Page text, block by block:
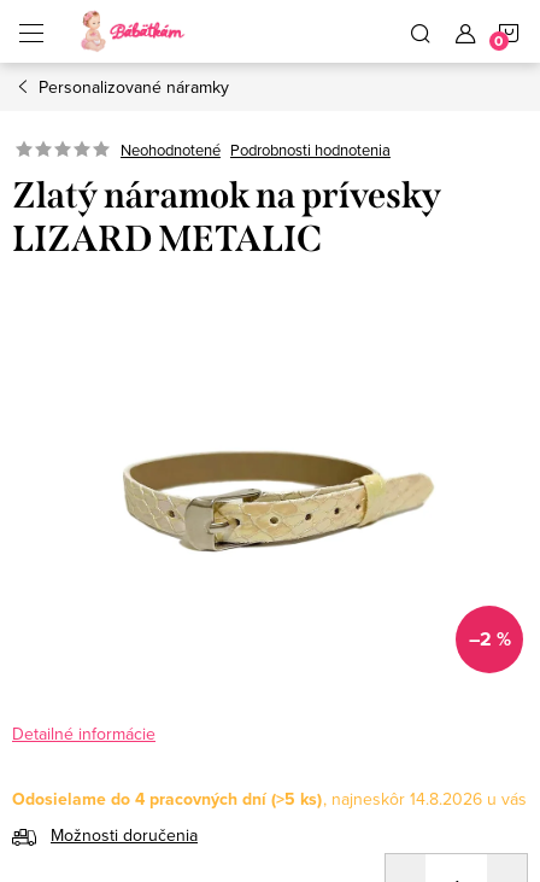
obsah
Personalizované náramky
Neohodnotené Podrobnosti hodnotenia
Zlatý náramok na prívesky
LIZARD METALIC
–2 %
Detailné informácie
Odosielame do 4 pracovných dní (>5 ks)
14.8.2026
Možnosti doručenia